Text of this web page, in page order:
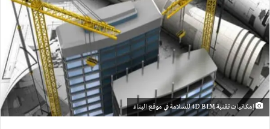
إمكانيات تقنية 4D BIM للسلامة في موقع البناء